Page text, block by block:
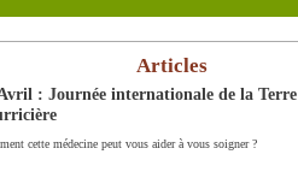
Articles
: Journée internationale de la Terre
cette médecine peut vous aider à vous soigner ?